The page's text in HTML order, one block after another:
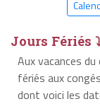
Jours Fériés
Aux vacances
fériés aux
dont voici les